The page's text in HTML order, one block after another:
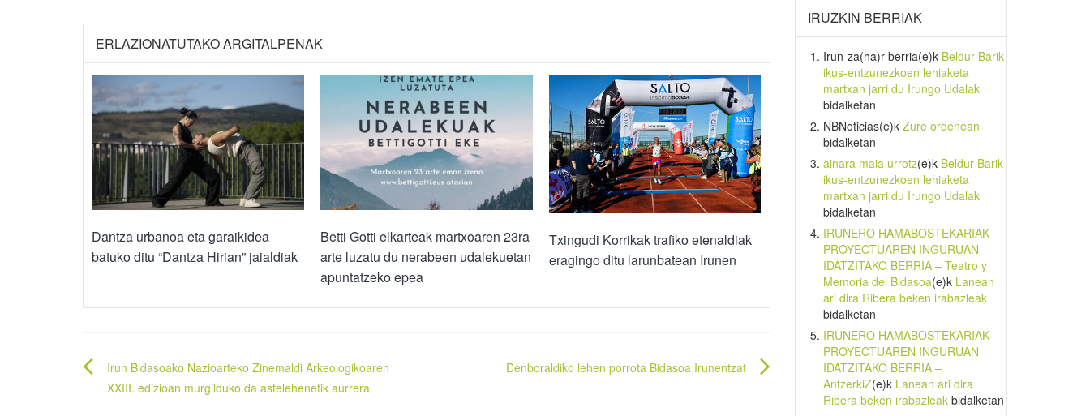
ERLAZIONATUTAKO ARGITALPENAK
Dantza urbanoa eta garaikidea
batuko ditu “Dantza Hirian” jaialdiak
Betti Gotti elkarteak martxoaren 23ra
arte luzatu du nerabeen udalekuetan
apuntatzeko epea
Txingudi Korrikak trafiko etenaldiak
eragingo ditu larunbatean Irunen
Bidalketetan
zehar
Irun Bidasoako Nazioarteko Zinemaldi Arkeologikoaren
XXIII. edizioan murgilduko da astelehenetik aurrera
Denboraldiko lehen porrota Bidasoa Irunentzat
IRUZKIN BERRIAK
Irun-za(ha)r-berria(e)k Beldur Barik
ikus-entzunezkoen lehiaketa
martxan jarri du Irungo Udalak
bidalketan
NBNoticias(e)k Zure ordenean
bidalketan
ainara maia urrotz(e)k Beldur Barik
ikus-entzunezkoen lehiaketa
martxan jarri du Irungo Udalak
bidalketan
IRUNERO HAMABOSTEKARIAK
PROYECTUAREN INGURUAN
IDATZITAKO BERRIA – Teatro y
Memoria del Bidasoa(e)k Lanean
ari dira Ribera beken irabazleak
bidalketan
IRUNERO HAMABOSTEKARIAK
PROYECTUAREN INGURUAN
IDATZITAKO BERRIA –
AntzerkiZ(e)k Lanean ari dira
Ribera beken irabazleakbidalketan